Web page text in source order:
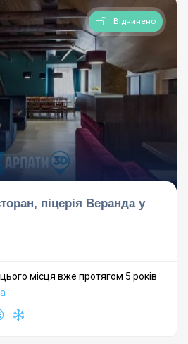
Відчинено
піцерія Веранда у
місця вже протягом 5 років